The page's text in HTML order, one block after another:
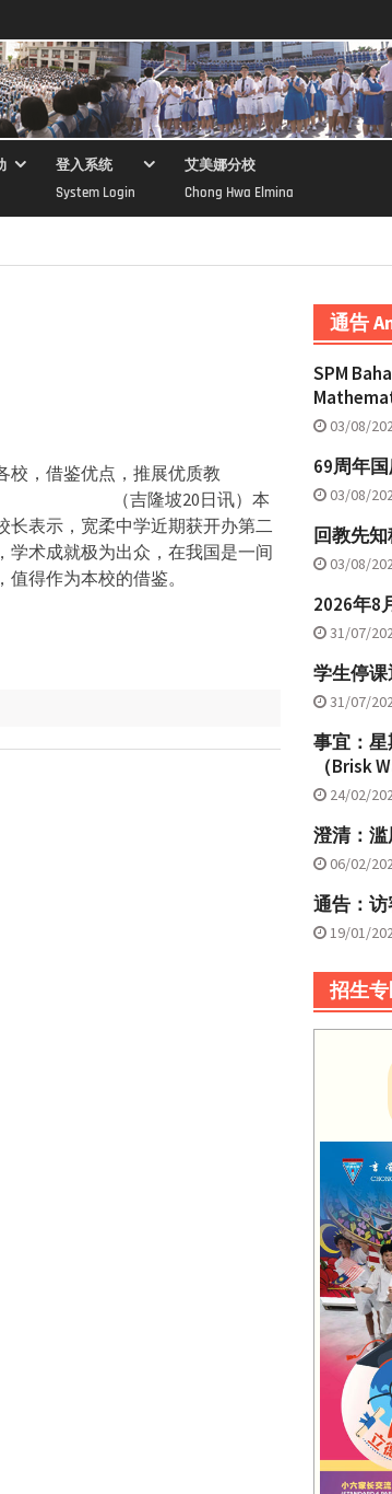
登入系统
System Login
艾美娜分校
Chong Hwa Elmina
校，借鉴优点，推展优质教
吉隆坡20日讯）本
长表示，宽柔中学近期获开办第二
学术成就极为出众，在我国是一间
值得作为本校的借鉴。
通告
SPM
03/08/
69周年
03/08/
回教先
03/08/
2026年8
31/07/
学生停
31/07/
事宜：
（Brisk
24/02/
澄清：
06/02/
通告：
19/01/
招生